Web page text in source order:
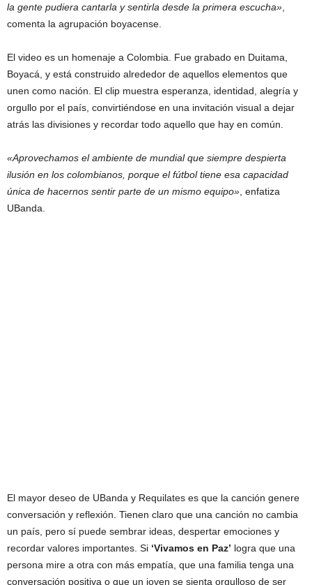
la gente pudiera cantarla y sentirla desde la primera escucha»,
comenta la agrupación boyacense.
El video es un homenaje a Colombia. Fue grabado en Duitama,
Boyacá, y está construido alrededor de aquellos elementos que
unen como nación. El clip muestra esperanza, identidad, alegría y
orgullo por el país, convirtiéndose en una invitación visual a dejar
atrás las divisiones y recordar todo aquello que hay en común.
«Aprovechamos el ambiente de mundial que siempre despierta
ilusión en los colombianos, porque el fútbol tiene esa capacidad
única de hacernos sentir parte de un mismo equipo», enfatiza
UBanda.
El mayor deseo de UBanda y Requilates es que la canción genere
conversación y reflexión. Tienen claro que una canción no cambia
un país, pero sí puede sembrar ideas, despertar emociones y
recordar valores importantes. Si ‘Vivamos en Paz’ logra que una
persona mire a otra con más empatía, que una familia tenga una
conversación positiva o que un joven se sienta orgulloso de ser